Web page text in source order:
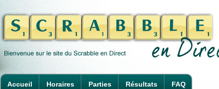
Accueil Horaires Parties Résultats FAQ